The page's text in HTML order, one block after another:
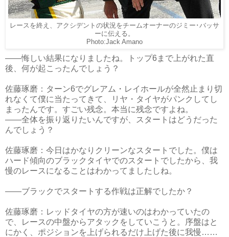
レースを終え、アクシデントの状況をチームオーナーのジミー･バッサ
ーに伝える。
Photo:Jack Amano
――悔しい結果になりましたね。トップ6まで上がれた直
後、何が起こったんでしょう？
佐藤琢磨：ターン6でグレアム・レイホールが全然止まり切
れなくて僕に当たってきて、リヤ・タイヤがパンクしてし
まったんです。すごい残念。本当に残念ですよね。
――全体を振り返りたいんですが、スタートはどうだった
んでしょう？
佐藤琢磨：今日はかなりクリーンなスタートでした。僕は
ハード傾向のブラックタイヤでのスタートでしたから、我
慢のレースになることはわかってましたしね。
――ブラックでスタートする作戦は正解でしたか？
佐藤琢磨：レッドタイヤの方が速いのはわかっていたの
で、レースの中盤からアタックをしていこうと。序盤はと
にかく、ポジションを上げられるだけ上げた後に我慢……